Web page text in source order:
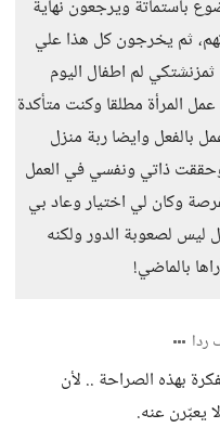
باستماتة ويرجعون نهاية
ثم يخرجون كل هذا علي
لم اطفال اليوم
المرأة مطلقا وكنت متأكدة
بالفعل وايضا ربة منزل
وحققت ذاتي ونفسي في العمل
وكان لي اختيار وعاد بي
ليس لصعوبة الدور ولكنه
بالماضي!
بهذه الصراحة .. لأن
يعبّرن عنه.